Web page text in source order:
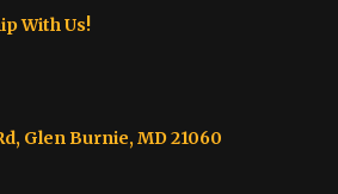
With Us!
Glen Burnie, MD 21060